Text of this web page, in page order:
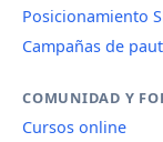
Posicionamiento
Campañas de
COMUNIDAD Y
Cursos online